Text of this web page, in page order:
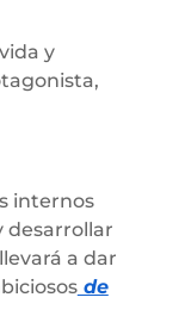
y
internos
desarrollar
a dar
de